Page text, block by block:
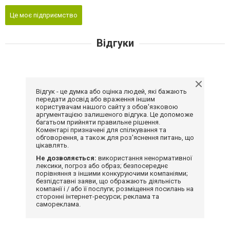
Це моє підприємство
Відгуки
Відгук - це думка або оцінка людей, які бажають
передати досвід або враження іншим
користувачам нашого сайту з обов'язковою
аргументацією залишеного відгука. Це допоможе
багатьом прийняти правильне рішення.
Коментарі призначені для спілкування та
обговорення, а також для роз'яснення питань, що
цікавлять.
Не дозволяється: використання ненормативної
лексики, погроз або образ; безпосереднє
порівняння з іншими конкуруючими компаніями;
безпідставні заяви, що ображають діяльність
компанії і / або її послуги; розміщення посилань на
сторонні інтернет-ресурси; реклама та
самореклама.